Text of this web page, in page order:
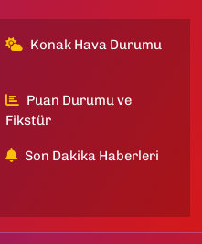
Konak Hava Durumu
Puan Durumu ve
Fikstür
Son Dakika Haberleri